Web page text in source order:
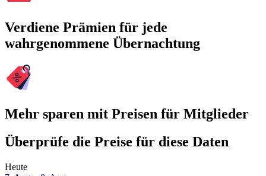
Verdiene Prämien für jede
wahrgenommene Übernachtung
Mehr sparen mit Preisen für Mitglieder
Überprüfe die Preise für diese Daten
Heute